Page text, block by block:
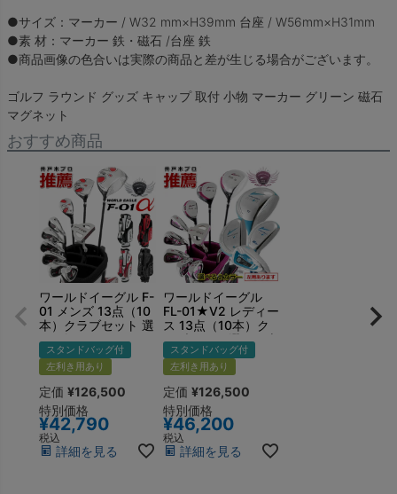
●サイズ：マーカー / W32 mm×H39mm 台座 / W56mm×H31mm
●素 材：マーカー 鉄・磁石 /台座 鉄
●商品画像の色合いは実際の商品と差が生じる場合がございます。
ゴルフ ラウンド グッズ キャップ 取付 小物 マーカー グリーン 磁石
マグネット
おすすめ商品
ワールドイーグル F-
01 メンズ 13点（10
本）クラブセット 選
べる軽量スタンドバ
ッグ付 右用 左用
スタンドバッグ付
左利き用あり
定価 ¥126,500
特別価格
¥42,790
税込
詳細を見る
ワールドイーグル
FL-01★V2 レディー
ス 13点（10本）ク
ラブセット 選べる専
用スタンドバッグ付
右用 左用
スタンドバッグ付
左利き用あり
定価 ¥126,500
特別価格
¥46,200
税込
詳細を見る